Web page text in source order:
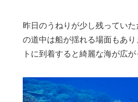
昨日のうねりが少し残ってい
の道中は船が揺れる場面もあ
トに到着すると綺麗な海が広が